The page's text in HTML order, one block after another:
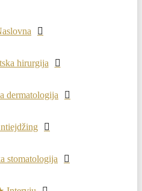
hirurgija
dermatologija
stomatologija